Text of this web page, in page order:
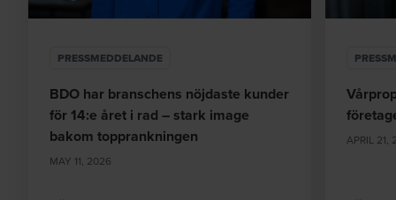
PRESSMEDDELANDE
BDO har branschens nöjdaste kunder
för 14:e året i rad – stark image
bakom topprankningen
MAY 11, 2026
APRIL 21,